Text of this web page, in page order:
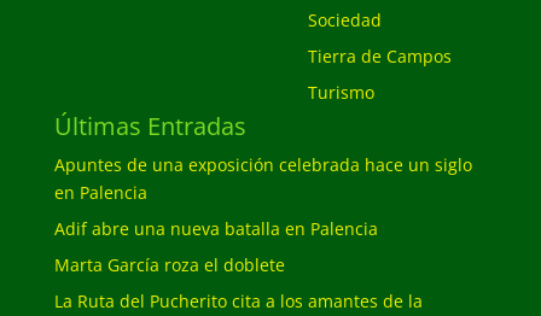
Sociedad
Tierra de Campos
Turismo
Últimas Entradas
Apuntes de una exposición celebrada hace un siglo
en Palencia
Adif abre una nueva batalla en Palencia
Marta García roza el doblete
La Ruta del Pucherito cita a los amantes de la